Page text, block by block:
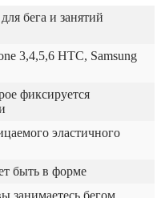
бега и занятий
3,4,5,6 HTC, Samsung
фиксируется
эластичного
быть в форме
занимаетесь бегом,